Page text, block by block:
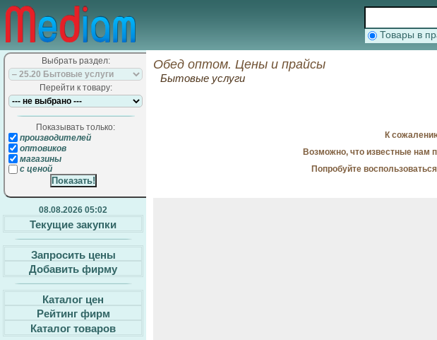
Товары в
Выбрать раздел:
Перейти к товару:
Показывать только:
производителей
оптовиков
магазины
с ценой
08.08.2026 05:02
Текущие закупки
Запросить цены
Добавить фирму
Каталог цен
Рейтинг фирм
Каталог товаров
Обед оптом. Цены и прайсы
Бытовые услуги
К
Возможно, что известные нам
Попробуйте